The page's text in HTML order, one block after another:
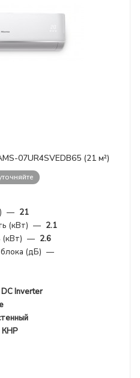
07UR4SVEDB65 (21 м²)
— 21
(кВт) — 2.1
(кВт) — 2.6
(дБ) —
Inverter
КНР